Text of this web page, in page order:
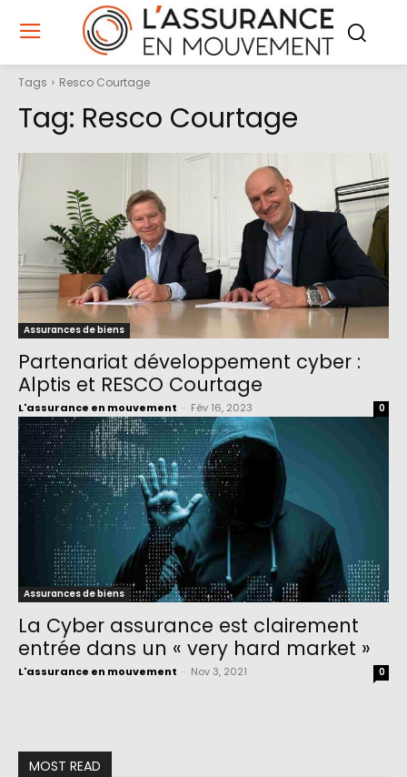
Tags Resco Courtage
Tag: Resco Courtage
Assurances de biens
Partenariat développement cyber :
Alptis et RESCO Courtage
L'assurance en mouvement Fév 16, 2023 0
Assurances de biens
La Cyber assurance est clairement
entrée dans un « very hard market »
L'assurance en mouvement Nov 3, 2021 0
MOST READ